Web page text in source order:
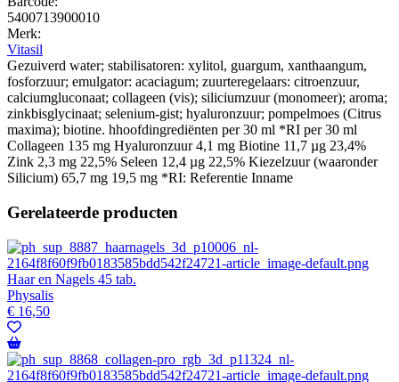
5400713900010
Merk:
Vitasil
Gezuiverd water; stabilisatoren: xylitol, guargum, xanthaangum,
fosforzuur; emulgator: acaciagum; zuurteregelaars: citroenzuur,
calciumgluconaat; collageen (vis); siliciumzuur (monomeer); aroma;
zinkbisglycinaat; selenium-gist; hyaluronzuur; pompelmoes (Citrus
maxima); biotine. hhoofdingrediënten per 30 ml *RI per 30 ml
Collageen 135 mg Hyaluronzuur 4,1 mg Biotine 11,7 µg 23,4%
Zink 2,3 mg 22,5% Seleen 12,4 µg 22,5% Kiezelzuur (waaronder
Silicium) 65,7 mg 19,5 mg *RI: Referentie Inname
Gerelateerde producten
Haar en Nagels 45 tab.
Physalis
€ 16,50